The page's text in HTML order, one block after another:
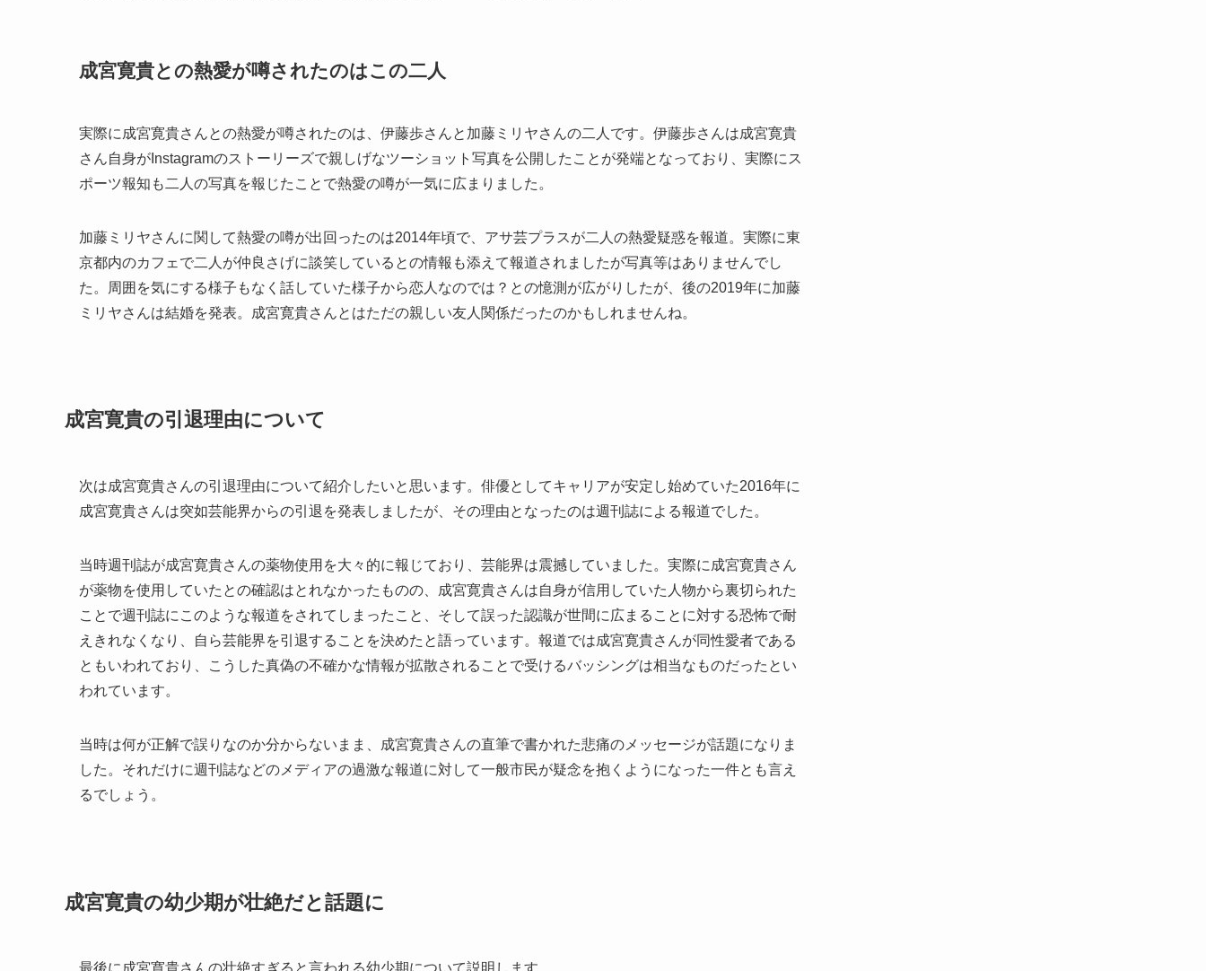
成宮寛貴との熱愛が噂されたのはこの二人
実際に成宮寛貴さんとの熱愛が噂されたのは、伊藤歩さんと加藤ミリヤさんの二人です。伊藤歩さんは成宮寛貴
さん自身がInstagramのストーリーズで親しげなツーショット写真を公開したことが発端となっており、実際にス
ポーツ報知も二人の写真を報じたことで熱愛の噂が一気に広まりました。
加藤ミリヤさんに関して熱愛の噂が出回ったのは2014年頃で、アサ芸プラスが二人の熱愛疑惑を報道。実際に東
京都内のカフェで二人が仲良さげに談笑しているとの情報も添えて報道されましたが写真等はありませんでし
た。周囲を気にする様子もなく話していた様子から恋人なのでは？との憶測が広がりしたが、後の2019年に加藤
ミリヤさんは結婚を発表。成宮寛貴さんとはただの親しい友人関係だったのかもしれませんね。
成宮寛貴の引退理由について
次は成宮寛貴さんの引退理由について紹介したいと思います。俳優としてキャリアが安定し始めていた2016年に
成宮寛貴さんは突如芸能界からの引退を発表しましたが、その理由となったのは週刊誌による報道でした。
当時週刊誌が成宮寛貴さんの薬物使用を大々的に報じており、芸能界は震撼していました。実際に成宮寛貴さん
が薬物を使用していたとの確認はとれなかったものの、成宮寛貴さんは自身が信用していた人物から裏切られた
ことで週刊誌にこのような報道をされてしまったこと、そして誤った認識が世間に広まることに対する恐怖で耐
えきれなくなり、自ら芸能界を引退することを決めたと語っています。報道では成宮寛貴さんが同性愛者である
ともいわれており、こうした真偽の不確かな情報が拡散されることで受けるバッシングは相当なものだったとい
われています。
当時は何が正解で誤りなのか分からないまま、成宮寛貴さんの直筆で書かれた悲痛のメッセージが話題になりま
した。それだけに週刊誌などのメディアの過激な報道に対して一般市民が疑念を抱くようになった一件とも言え
るでしょう。
成宮寛貴の幼少期が壮絶だと話題に